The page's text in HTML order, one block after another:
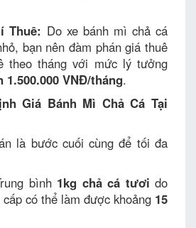
Thuê: Do xe bánh mì chả cá
bạn nên đàm phán giá thuê
theo tháng với mức lý tưởng
1.500.000 VNĐ/tháng.
Giá Bánh Mì Chả Cá Tại
là bước cuối cùng để tối đa
bình 1kg chả cá tươi do
có thể làm được khoảng 15